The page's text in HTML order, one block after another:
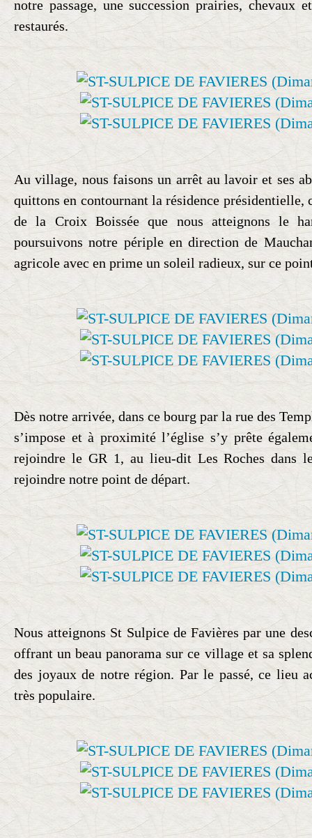
notre passage, une succession prairies, chevaux
restaurés.
Au village, nous faisons un arrêt au lavoir et ses
quittons en contournant la résidence présidentielle,
de la Croix Boissée que nous atteignons le
poursuivons notre périple en direction de
agricole avec en prime un soleil radieux, sur ce
Dès notre arrivée, dans ce bourg par la rue des
s’impose et à proximité l’église s’y prête
rejoindre le GR 1, au lieu-dit Les Roches dans
rejoindre notre point de départ.
Nous atteignons St Sulpice de Favières par une
offrant un beau panorama sur ce village et sa
des joyaux de notre région. Par le passé, ce lieu
très populaire.